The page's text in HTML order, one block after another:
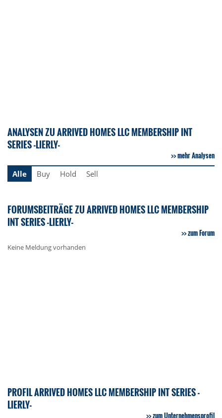
ANALYSEN ZU ARRIVED HOMES LLC MEMBERSHIP INT
SERIES -LIERLY-
mehr Analysen
Alle
Buy Hold Sell
FORUMSBEITRÄGE ZU ARRIVED HOMES LLC MEMBERSHIP
INT SERIES -LIERLY-
zum Forum
Keine Meldung vorhanden
PROFIL ARRIVED HOMES LLC MEMBERSHIP INT SERIES -
LIERLY-
zum Unternehmensprofil